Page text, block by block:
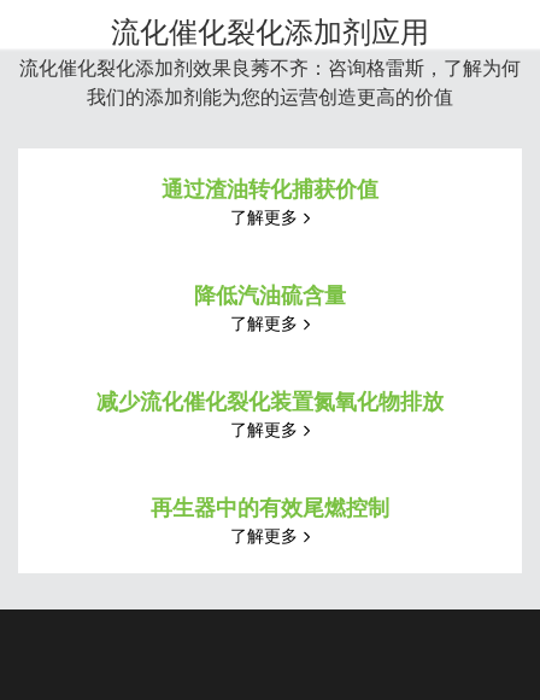
流化催化裂化添加剂应用
流化催化裂化添加剂效果良莠不齐：咨询格雷斯，了解为何
我们的添加剂能为您的运营创造更高的价值
通过渣油转化捕获价值
了解更多
降低汽油硫含量
了解更多
减少流化催化裂化装置氮氧化物排放
了解更多
再生器中的有效尾燃控制
了解更多